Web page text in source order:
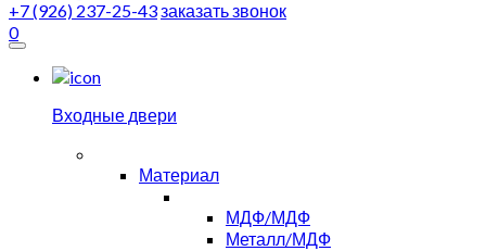
+7 (926) 237-25-43заказать звонок
0
Входные двери
Материал
МДФ/МДФ
Металл/МДФ